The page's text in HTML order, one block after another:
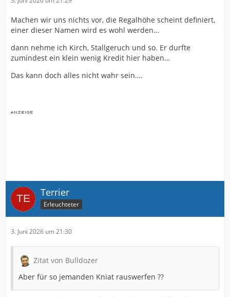
Machen wir uns nichts vor, die Regalhöhe scheint definiert,
einer dieser Namen wird es wohl werden…
dann nehme ich Kirch, Stallgeruch und so. Er durfte
zumindest ein klein wenig Kredit hier haben…
Das kann doch alles nicht wahr sein….
Terrier
Erleuchteter
3. Juni 2026 um 21:30
Zitat von Bulldozer
Aber für so jemanden Kniat rauswerfen ??